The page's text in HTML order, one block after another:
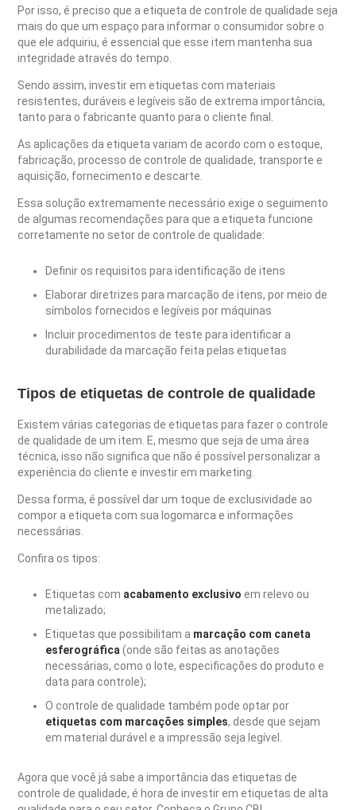
Por isso, é preciso que a etiqueta de controle de qualidade seja
mais do que um espaço para informar o consumidor sobre o
que ele adquiriu, é essencial que esse item mantenha sua
integridade através do tempo.
Sendo assim, investir em etiquetas com materiais
resistentes, duráveis e legíveis são de extrema importância,
tanto para o fabricante quanto para o cliente final.
As aplicações da etiqueta variam de acordo com o estoque,
fabricação, processo de controle de qualidade, transporte e
aquisição, fornecimento e descarte.
Essa solução extremamente necessário exige o seguimento
de algumas recomendações para que a etiqueta funcione
corretamente no setor de controle de qualidade:
Definir os requisitos para identificação de itens
Elaborar diretrizes para marcação de itens, por meio de
símbolos fornecidos e legíveis por máquinas
Incluir procedimentos de teste para identificar a
durabilidade da marcação feita pelas etiquetas
Tipos de etiquetas de controle de qualidade
Existem várias categorias de etiquetas para fazer o controle
de qualidade de um item. E, mesmo que seja de uma área
técnica, isso não significa que não é possível personalizar a
experiência do cliente e investir em marketing.
Dessa forma, é possível dar um toque de exclusividade ao
compor a etiqueta com sua logomarca e informações
necessárias.
Confira os tipos:
Etiquetas com acabamento exclusivo em relevo ou
metalizado;
Etiquetas que possibilitam a marcação com caneta
esferográfica (onde são feitas as anotações
necessárias, como o lote, especificações do produto e
data para controle);
O controle de qualidade também pode optar por
etiquetas com marcações simples, desde que sejam
em material durável e a impressão seja legível.
Agora que você já sabe a importância das etiquetas de
controle de qualidade, é hora de investir em etiquetas de alta